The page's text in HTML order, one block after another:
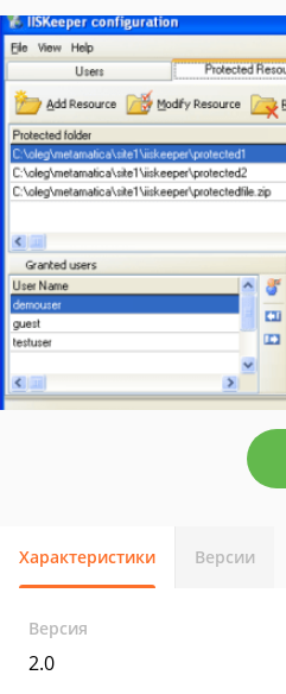
Характеристики Версии
Версия
2.0